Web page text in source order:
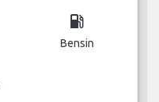
local_gas_station
Bensin